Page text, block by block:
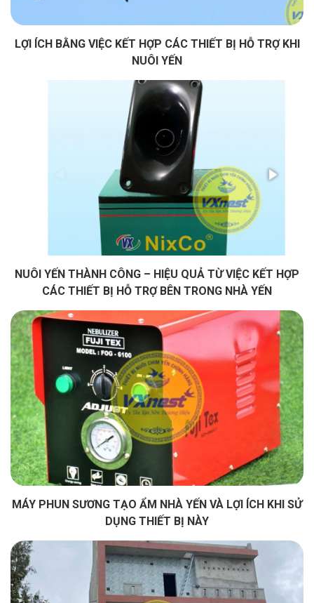
LỢI ÍCH BẰNG VIỆC KẾT HỢP CÁC THIẾT BỊ HỖ TRỢ KHI
NUÔI YẾN
NUÔI YẾN THÀNH CÔNG – HIỆU QUẢ TỪ VIỆC KẾT HỢP
CÁC THIẾT BỊ HỖ TRỢ BÊN TRONG NHÀ YẾN
MÁY PHUN SƯƠNG TẠO ẨM NHÀ YẾN VÀ LỢI ÍCH KHI SỬ
DỤNG THIẾT BỊ NÀY